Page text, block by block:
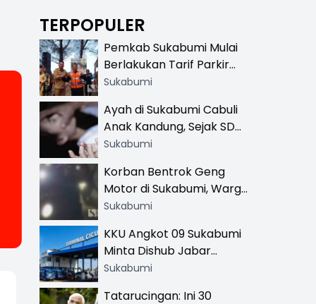
TERPOPULER
Pemkab Sukabumi Mulai
Berlakukan Tarif Parkir
Resmi di 13 Lokasi Wisata,
Khusus
Sukabumi
Ayah di Sukabumi Cabuli
Anak Kandung, Sejak SD
Hingga SMA
Sukabumi
Korban Bentrok Geng
Motor di Sukabumi, Warga
dan Sopir Tangki
Sukabumi
KKU Angkot 09 Sukabumi
Minta Dishub Jabar
Tertibkan Trayek Ciawi-
Sukabumi
Tatarucingan: Ini 30